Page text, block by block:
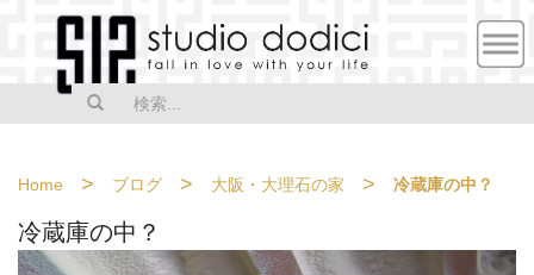
MEN
U
Home > ブログ > 大阪・大理石の家 > 冷蔵庫の中？
冷蔵庫の中？